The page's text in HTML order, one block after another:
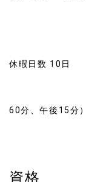
※ 年
有給休暇
休暇日数 10日
休憩時間
60分、午後15分）
資格取
資格 測